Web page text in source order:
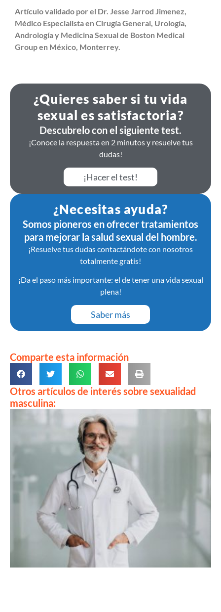
Artículo validado por el Dr. Jesse Jarrod Jimenez,
Médico Especialista en Cirugía General, Urología,
Andrología y Medicina Sexual de Boston Medical
Group en México, Monterrey.
¿Quieres saber si tu vida
sexual es satisfactoria?
Descubrelo con el siguiente test.
¡Conoce la respuesta en 2 minutos y resuelve tus
dudas!
¡Hacer el test!
¿Necesitas ayuda?
Somos pioneros en ofrecer tratamientos
para mejorar la salud sexual del hombre.
¡Resuelve tus dudas contactándote con nosotros
totalmente gratis!
¡Da el paso más importante: el de tener una vida sexual
plena!
Saber más
Comparte esta información
Otros artículos de interés sobre sexualidad
masculina: